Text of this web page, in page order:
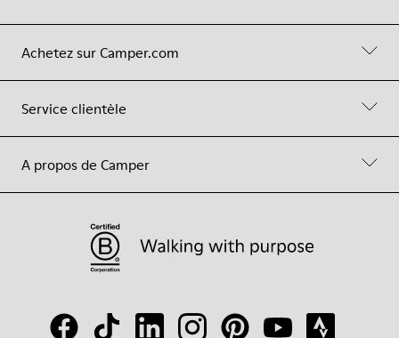
Achetez sur Camper.com
Service clientèle
A propos de Camper